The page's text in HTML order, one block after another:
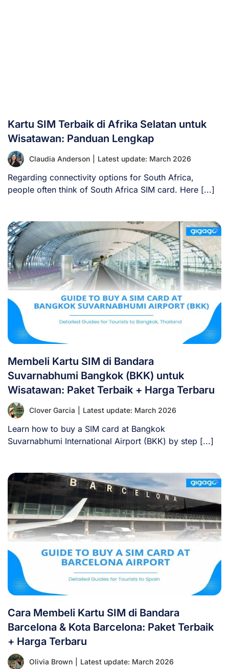
Kartu SIM Terbaik di Afrika Selatan untuk
Wisatawan: Panduan Lengkap
Claudia Anderson Latest update: March 2026
Regarding connectivity options for South Africa,
people often think of South Africa SIM card. Here [...]
Membeli Kartu SIM di Bandara
Suvarnabhumi Bangkok (BKK) untuk
Wisatawan: Paket Terbaik + Harga Terbaru
Clover Garcia Latest update: March 2026
Learn how to buy a SIM card at Bangkok
Suvarnabhumi International Airport (BKK) by step [...]
Cara Membeli Kartu SIM di Bandara
Barcelona & Kota Barcelona: Paket Terbaik
+ Harga Terbaru
Olivia Brown Latest update: March 2026